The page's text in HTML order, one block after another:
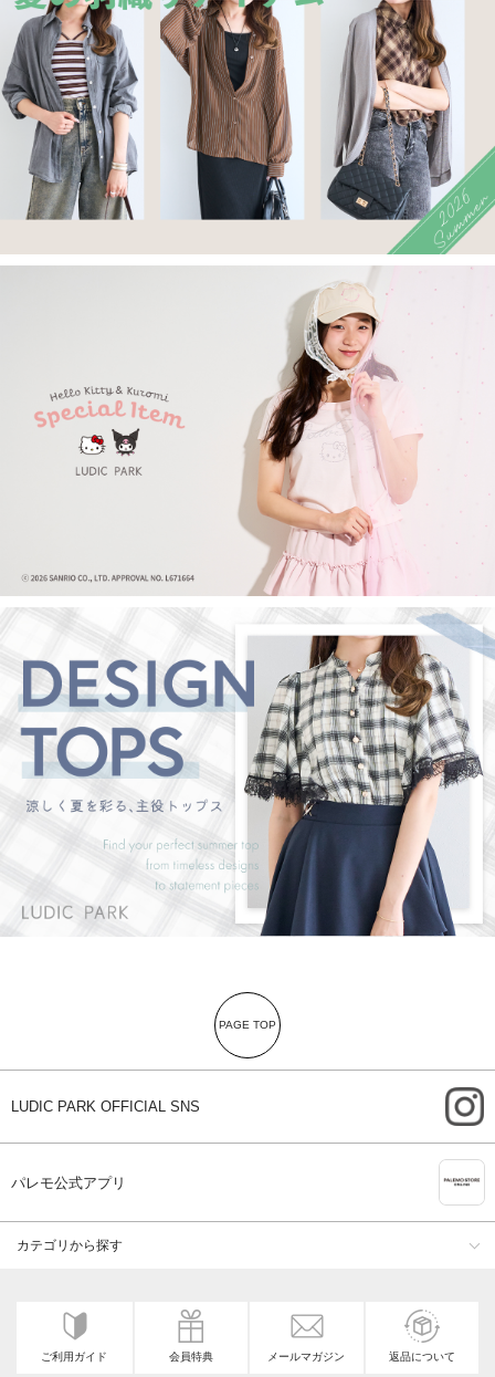
PAGE TOP
LUDIC PARK OFFICIAL SNS
パレモ公式アプリ
カテゴリから探す
ご利用ガイド 会員特典 メールマガジン 返品について